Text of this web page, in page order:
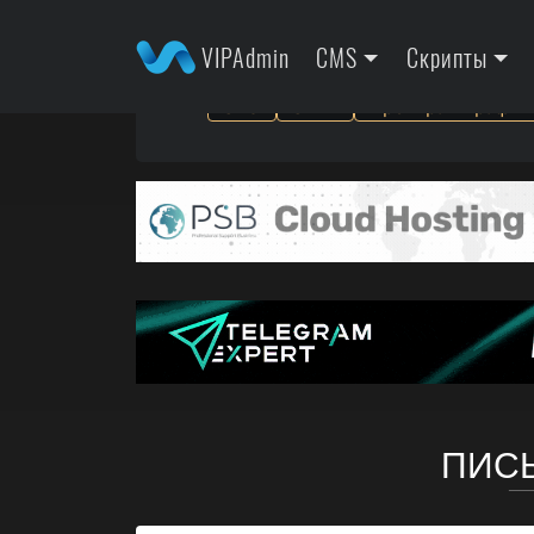
VIPAdmin CMS Скрипты